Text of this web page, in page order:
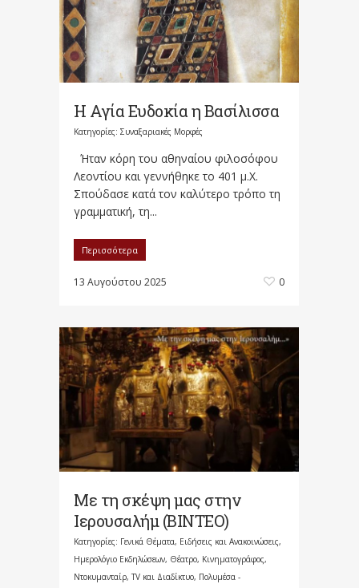
Η Αγία Ευδοκία η Βασίλισσα
Κατηγορίες: Συναξαριακές Μορφές
Ήταν κόρη του αθηναίου φιλοσόφου
Λεοντίου και γεννήθηκε το 401 μ.Χ.
Σπούδασε κατά τον καλύτερο τρόπο τη
γραμματική, τη...
Περισσότερα
13 Αυγούστου 2025 0
Με τη σκέψη μας στην
Ιερουσαλήμ (BINTEO)
Κατηγορίες: Γενικά Θέματα, Ειδήσεις και Ανακοινώσεις,
Ημερολόγιο Εκδηλώσεων, Θέατρο, Κινηματογράφος,
Ντοκυμανταίρ, TV και Διαδίκτυο, Πολυμέσα -